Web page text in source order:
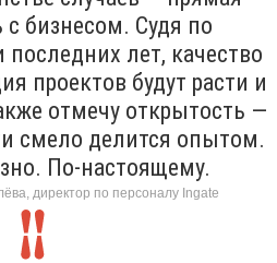
с бизнесом. Судя по
последних лет, качество
проектов будут расти и
отмечу открытость —
смело делится опытом.
По-настоящему.
директор по персоналу Ingate